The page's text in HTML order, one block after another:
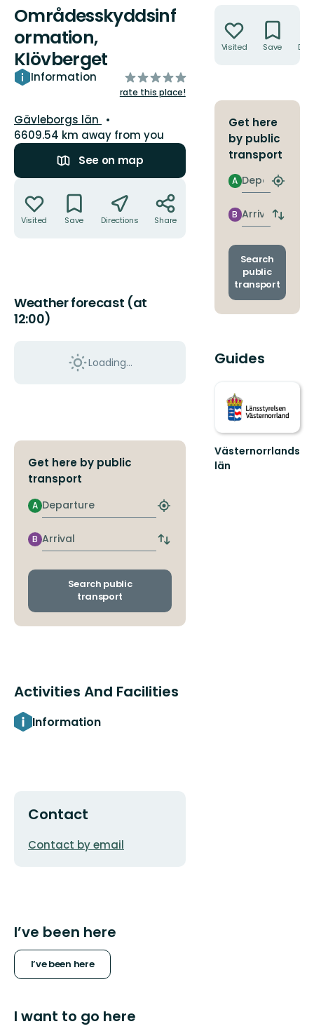
Områdesskyddsinf
ormation,
Klövberget
Information
of
5
rate this place!
County:
Gävleborgs län
6609.54 km away from you
See on map
Visited Save Directions Share
Weather forecast (at
12:00)
Loading...
Get here by public
transport
Departure
A
Find
stop
Arrival
B
Switch
and
Search public
transport
Activities And Facilities
Information
Contact
Email
Contact by email
I’ve been here
I’ve been here
I want to go here
Visited Save
Get here
by public
transport
Departure
A
Find
stop
Arrival
B
Switch
and
Search
public
transport
Guides
Västernorrlands
län